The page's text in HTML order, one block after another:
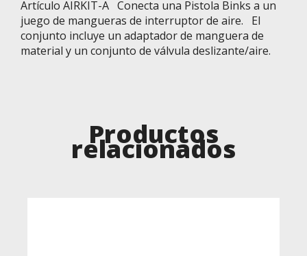
Artículo AIRKIT-A Conecta una Pistola Binks a un
juego de mangueras de interruptor de aire. El
conjunto incluye un adaptador de manguera de
material y un conjunto de válvula deslizante/aire.
Productos
relacionados